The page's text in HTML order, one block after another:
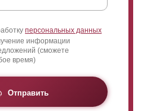
персональных данных
информации
(сможете
время)
Отправить